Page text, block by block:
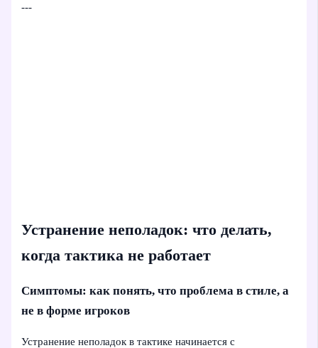
---
Устранение неполадок: что делать,
когда тактика не работает
Симптомы: как понять, что проблема в стиле, а
не в форме игроков
Устранение неполадок в тактике начинается с